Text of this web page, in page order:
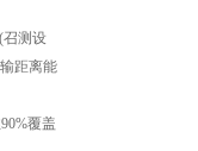
(召测设
距离能
90%覆盖